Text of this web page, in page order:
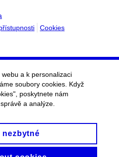
Cookies
a k personalizaci
soubory cookies. Když
poskytnete nám
a analýze.
nezbytné